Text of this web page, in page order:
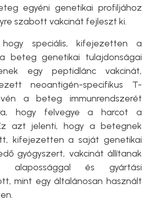
egyéni genetikai profiljához
szabott vakcinát fejleszt ki.
hogy speciális, kifejezetten a
beteg genetikai tulajdonságai
egy peptidlánc vakcinát,
neoantigén-specifikus T-
a beteg immunrendszerét
hogy felvegye a harcot a
azt jelenti, hogy a betegnek
kifejezetten a saját genetikai
gyógyszert, vakcinát állítanak
alapossággal és gyártási
mint egy általánosan használt